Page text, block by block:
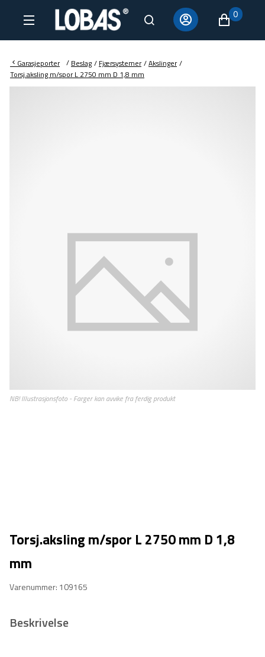
0
Garasjeporter / Beslag / Fjærsystemer /Akslinger /
Torsj.aksling m/spor L 2750 mm D 1,8 mm
Torsj.aksling m/spor L 2750 mm D 1,8
mm
Varenummer: 109165
Beskrivelse